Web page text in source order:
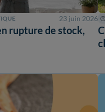
23 juin 2026
rupture de stock,